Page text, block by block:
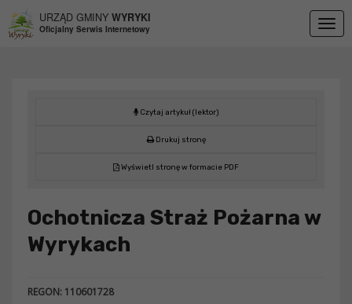
URZĄD GMINY WYRYKI
Oficjalny Serwis Internetowy
Czytaj artykuł (lektor)
Drukuj stronę
Wyświetl stronę w formacie PDF
Ochotnicza Straż Pożarna w
Wyrykach
REGON: 110601728